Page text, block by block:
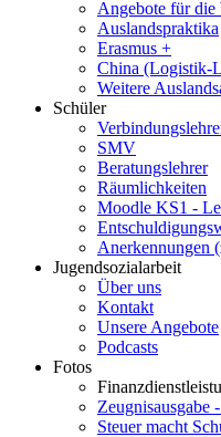
Angebote für die
Auslandspraktika
Erasmus +
China (Logistik-
Weitere
Schüler
SMV
Beratungslehrer
Räumlichkeiten
Moodle KS1 -
Anerkennungen
Jugendsozialarbeit
Über uns
Kontakt
Unsere Angebote
Podcasts
Fotos
Zeugnisausgabe
Steuer macht